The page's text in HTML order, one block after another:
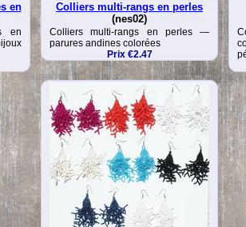
en
en
Colliers multi-rangs en perles
(nes02)
Colliers multi-rangs en perles —
parures andines colorées
Prix €2.47